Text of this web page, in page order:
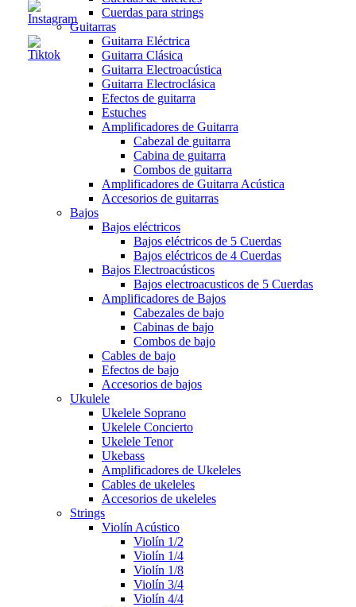
Cuerdas para strings
Guitarras
Guitarra Eléctrica
Guitarra Clásica
Guitarra Electroacústica
Guitarra Electroclásica
Efectos de guitarra
Estuches
Amplificadores de Guitarra
Cabezal de guitarra
Cabina de guitarra
Combos de guitarra
Amplificadores de Guitarra Acústica
Accesorios de guitarras
Bajos
Bajos eléctricos
Bajos eléctricos de 5 Cuerdas
Bajos eléctricos de 4 Cuerdas
Bajos Electroacústicos
Bajos electroacusticos de 5 Cuerdas
Amplificadores de Bajos
Cabezales de bajo
Cabinas de bajo
Combos de bajo
Cables de bajo
Efectos de bajo
Accesorios de bajos
Ukulele
Ukelele Soprano
Ukelele Concierto
Ukelele Tenor
Ukebass
Amplificadores de Ukeleles
Cables de ukeleles
Accesorios de ukeleles
Strings
Violín Acústico
Violín 1/2
Violín 1/4
Violín 1/8
Violín 3/4
Violín 4/4